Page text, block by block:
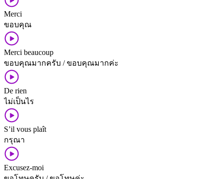
Merci
ขอบคุณ
Merci beaucoup
ขอบคุณ​มาก​ครับ / ขอบคุณ​มาก​ค่ะ
De rien
ไม่เป็นไร
S’il vous plaît
กรุณา
Excusez-moi